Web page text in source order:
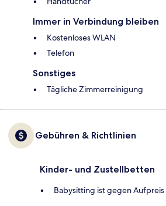
Immer in Verbindung bleiben
Kostenloses WLAN
Telefon
Sonstiges
Tägliche Zimmerreinigung
Gebühren & Richtlinien
Kinder- und Zustellbetten
Babysitting ist gegen